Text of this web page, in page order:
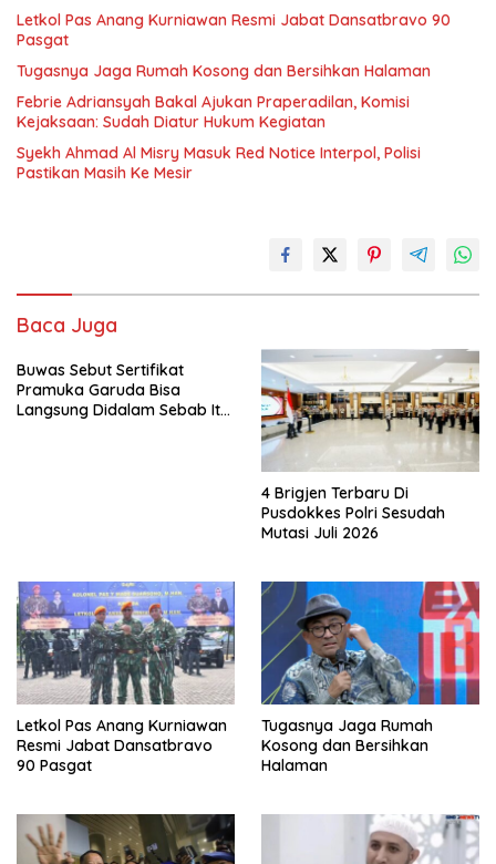
Letkol Pas Anang Kurniawan Resmi Jabat Dansatbravo 90
Pasgat
Tugasnya Jaga Rumah Kosong dan Bersihkan Halaman
Febrie Adriansyah Bakal Ajukan Praperadilan, Komisi
Kejaksaan: Sudah Diatur Hukum Kegiatan
Syekh Ahmad Al Misry Masuk Red Notice Interpol, Polisi
Pastikan Masih Ke Mesir
Baca Juga
Buwas Sebut Sertifikat
Pramuka Garuda Bisa
Langsung Didalam Sebab Itu
4 Brigjen Terbaru Di
Pusdokkes Polri Sesudah
Mutasi Juli 2026
Letkol Pas Anang Kurniawan
Resmi Jabat Dansatbravo
90 Pasgat
Tugasnya Jaga Rumah
Kosong dan Bersihkan
Halaman